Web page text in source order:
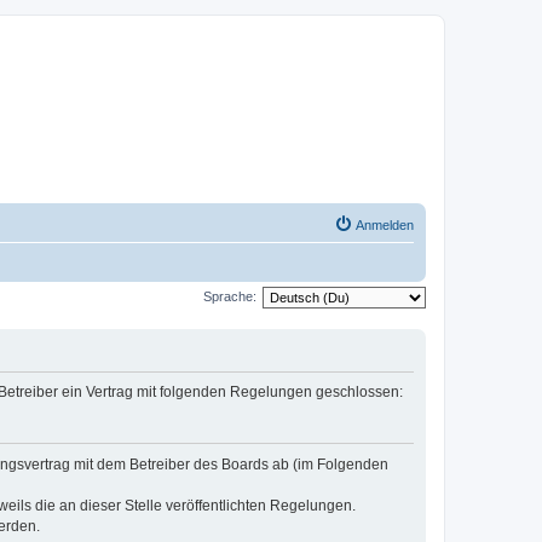
Anmelden
Sprache:
ein Vertrag mit folgenden Regelungen geschlossen:
mit dem Betreiber des Boards ab (im Folgenden
die an dieser Stelle veröffentlichten Regelungen.